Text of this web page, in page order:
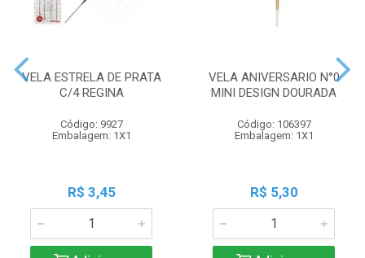
VELA ESTRELA DE PRATA
C/4 REGINA
Código: 9927
Embalagem: 1X1
R$ 3,45
VELA ANIVERSARIO N°0
MINI DESIGN DOURADA
Código: 106397
Embalagem: 1X1
R$ 5,30